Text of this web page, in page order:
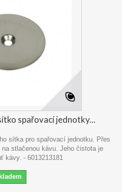
spařovací jednotky...
sítka pro spařovací jednotku. Přes
stlačenou kávu. Jeho čistota je
kávy. - 6013213181